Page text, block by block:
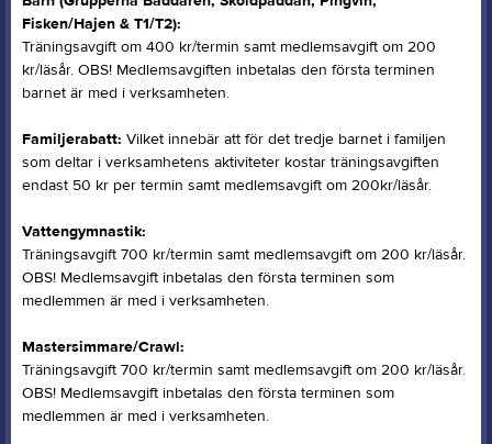
Fisken/Hajen & T1/T2):
Träningsavgift om 400 kr/termin samt medlemsavgift om 200
kr/läsår. OBS! Medlemsavgiften inbetalas den första terminen
barnet är med i verksamheten.
Familjerabatt: Vilket innebär att för det tredje barnet i familjen
som deltar i verksamhetens aktiviteter kostar träningsavgiften
endast 50 kr per termin samt medlemsavgift om 200kr/läsår.
Vattengymnastik:
Träningsavgift 700 kr/termin samt medlemsavgift om 200 kr/läsår.
OBS! Medlemsavgift inbetalas den första terminen som
medlemmen är med i verksamheten.
Mastersimmare/Crawl:
Träningsavgift 700 kr/termin samt medlemsavgift om 200 kr/läsår.
OBS! Medlemsavgift inbetalas den första terminen som
medlemmen är med i verksamheten.